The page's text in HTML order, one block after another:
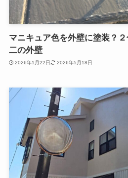
マニキュア色を外壁に塗装？
二の外壁
2026年1月22日 2026年5月18日